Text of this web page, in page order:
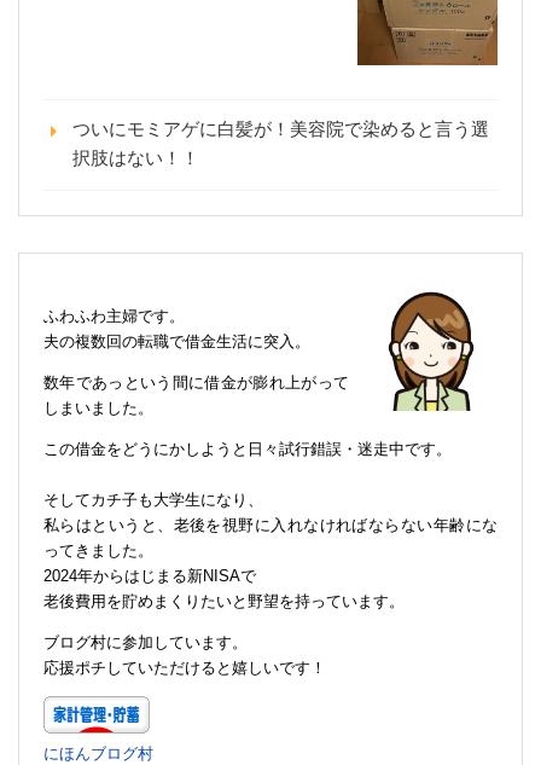
ついにモミアゲに白髪が！美容院で染めると言う選
択肢はない！！
ふわふわ主婦です。
夫の複数回の転職で借金生活に突入。
数年であっという間に借金が膨れ上がって
しまいました。
この借金をどうにかしようと日々試行錯誤・迷走中です。
そしてカチ子も大学生になり、
私らはというと、老後を視野に入れなければならない年齢にな
ってきました。
2024年からはじまる新NISAで
老後費用を貯めまくりたいと野望を持っています。
ブログ村に参加しています。
応援ポチしていただけると嬉しいです！
にほんブログ村